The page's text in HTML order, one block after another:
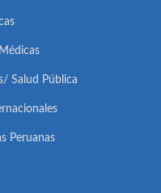
Salud Pública
Peruanas